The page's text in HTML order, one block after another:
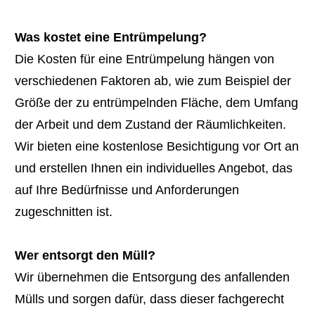
Was kostet eine Entrümpelung?
Die Kosten für eine Entrümpelung hängen von
verschiedenen Faktoren ab, wie zum Beispiel der
Größe der zu entrümpelnden Fläche, dem Umfang
der Arbeit und dem Zustand der Räumlichkeiten.
Wir bieten eine kostenlose Besichtigung vor Ort an
und erstellen Ihnen ein individuelles Angebot, das
auf Ihre Bedürfnisse und Anforderungen
zugeschnitten ist.
Wer entsorgt den Müll?
Wir übernehmen die Entsorgung des anfallenden
Mülls und sorgen dafür, dass dieser fachgerecht